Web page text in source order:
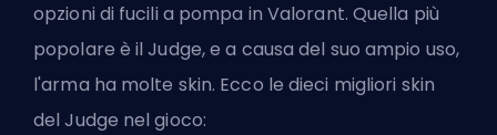
opzioni di fucili a pompa in Valorant. Quella più
popolare è il Judge, e a causa del suo ampio uso,
l'arma ha molte skin. Ecco le dieci migliori skin
del Judge nel gioco: